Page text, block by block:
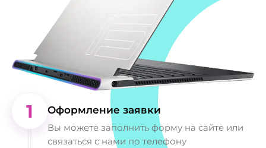
1 Оформление заявки
Вы можете заполнить форму на сайте или
связаться с нами по телефону